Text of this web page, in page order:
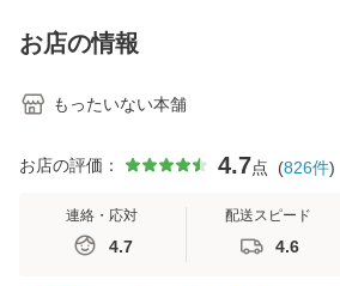
お店の情報
もったいない本舗
お店の評価： 4.7点 (826件)
連絡・応対
4.7
配送スピード
4.6